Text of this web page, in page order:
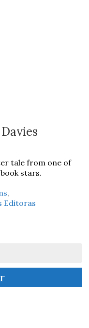
tale from one of
stars.
,
Editoras